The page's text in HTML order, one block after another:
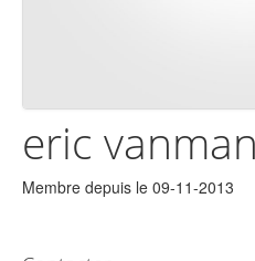
eric
Membre depuis le 09-11-2013